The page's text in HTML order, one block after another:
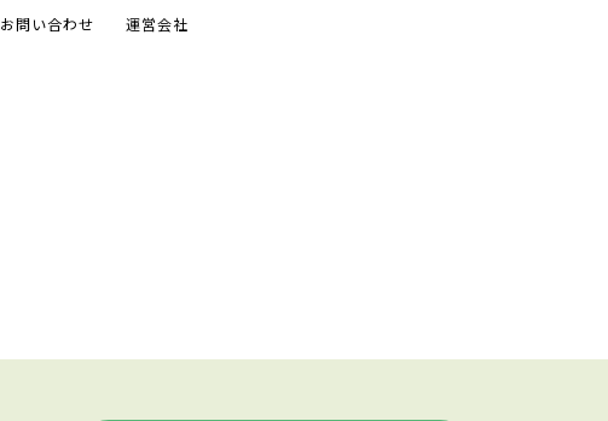
お問い合わせ 運営会社